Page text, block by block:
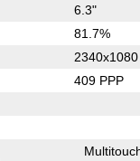
6.3"
81.7%
2340x1080
409 PPP